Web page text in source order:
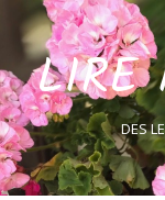
LIRE
DES